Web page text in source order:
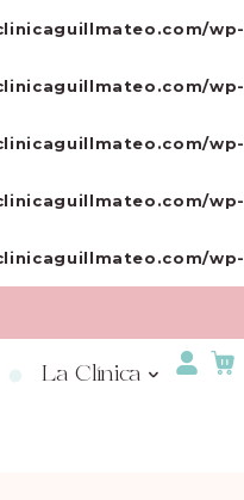
wp-
wp-
wp-
wp-
wp-
La Clínica